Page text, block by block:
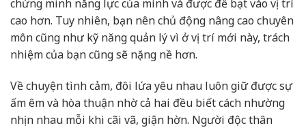
chứng minh năng lực của mình và được đề bạt vào vị trí
cao hơn. Tuy nhiên, bạn nên chủ động nâng cao chuyên
môn cũng như kỹ năng quản lý vì ở vị trí mới này, trách
nhiệm của bạn cũng sẽ nặng nề hơn.
Về chuyện tình cảm, đôi lứa yêu nhau luôn giữ được sự
ấm êm và hòa thuận nhờ cả hai đều biết cách nhường
nhịn nhau mỗi khi cãi vã, giận hờn. Người độc thân